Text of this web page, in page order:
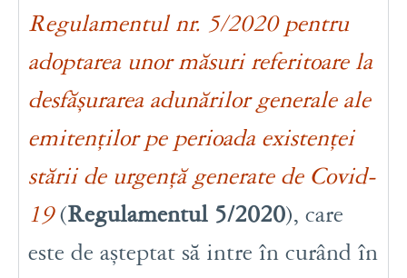
Regulamentul nr. 5/2020 pentru
adoptarea unor măsuri referitoare la
desfășurarea adunărilor generale ale
emitenților pe perioada existenței
stării de urgență generate de Covid-
19 (Regulamentul 5/2020), care
este de așteptat să intre în curând în